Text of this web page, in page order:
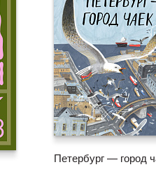
Петербург — город